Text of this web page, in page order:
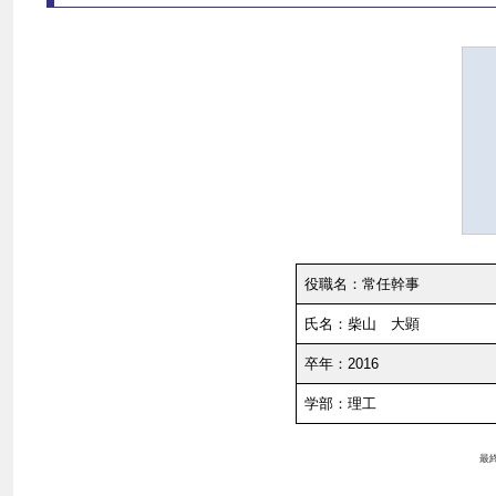
役職名：常任幹事
氏名：柴山 大顕
卒年：2016
学部：理工
最